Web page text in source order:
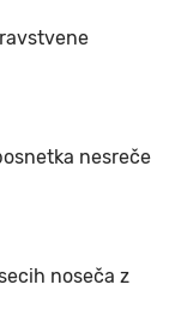
nesreče
noseča z